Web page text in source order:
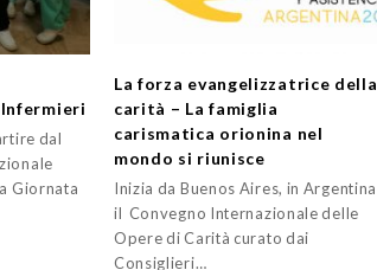
dal
Giornata
La forza evangelizzatrice della
carità – La famiglia
carismatica orionina nel
mondo si riunisce
Inizia da Buenos Aires, in Argentina
il Convegno Internazionale delle
Opere di Carità curato dai
Consiglieri…